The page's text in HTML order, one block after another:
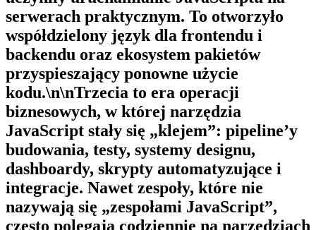
serwerach praktycznym. To otworzyło
współdzielony język dla frontendu i
backendu oraz ekosystem pakietów
przyspieszający ponowne użycie
kodu.\n\nTrzecia to era operacji
biznesowych, w której narzędzia
JavaScript stały się „klejem”: pipeline’y
budowania, testy, systemy designu,
dashboardy, skrypty automatyzujące i
integracje. Nawet zespoły, które nie
nazywają się „zespołami JavaScript”,
często polegają codziennie na narzędziach